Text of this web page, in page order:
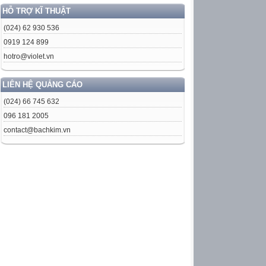
HỖ TRỢ KĨ THUẬT
(024) 62 930 536
0919 124 899
hotro@violet.vn
LIÊN HỆ QUẢNG CÁO
(024) 66 745 632
096 181 2005
contact@bachkim.vn